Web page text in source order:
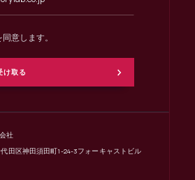
同意します。
社
田区神田須田町1-24-3フォーキャストビル